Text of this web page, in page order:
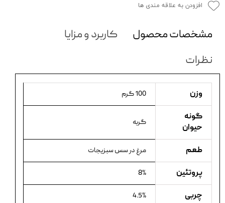
افزودن به علاقه مندی ها
مشخصات محصول
کاربرد و مزایا
نظرات
وزن 100 گرم
گونه
حیوان
گربه
طعم مرغ در سس سبزیجات
پروتئین 8%
چربی 4.5%